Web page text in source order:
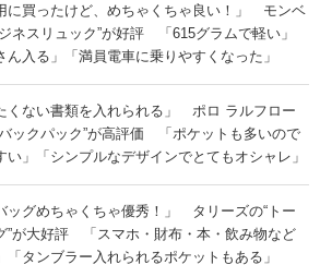
に買ったけど、めちゃくちゃ良い！」 モンベ
ネスリュック”が好評 「615グラムで軽い」
ん入る」「満員電車に乗りやすくなった」
くない書類を入れられる」 ポロ ラルフロー
バックパック”が高評価 「ポケットも多いので
い」「シンプルなデザインでとてもオシャレ」
ッグめちゃくちゃ優秀！」 タリーズの“トー
”が大好評 「スマホ・財布・本・飲み物など
「タンブラー入れられるポケットもある」